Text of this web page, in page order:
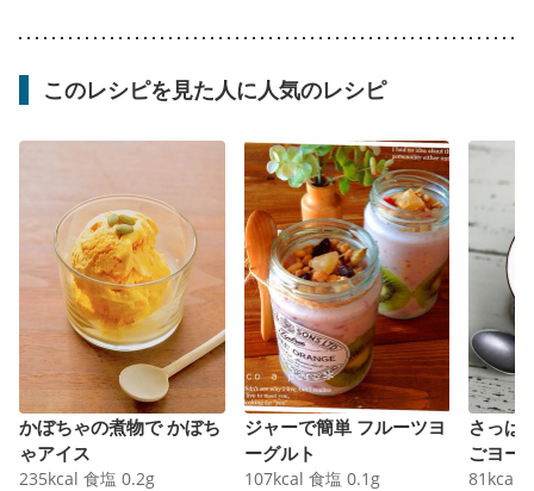
このレシピを見た人に人気のレシピ
かぼちゃの煮物で かぼち
ゃアイス
235kcal 食塩 0.2g
ジャーで簡単 フルーツヨ
ーグルト
107kcal 食塩 0.1 g
さっぱ
ごヨー
81 kcal